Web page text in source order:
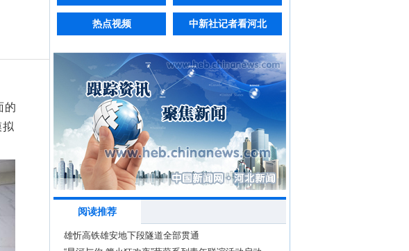
的
热点视频 中新社记者看河北
阅读推荐
雄忻高铁雄安地下段隧道全部贯通